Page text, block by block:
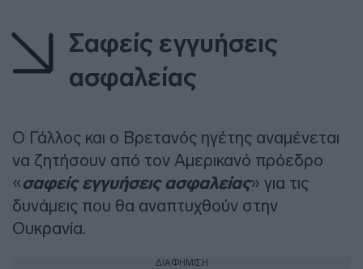
Σαφείς εγγυήσεις
ασφαλείας
Ο Γάλλος και ο Βρετανός ηγέτης αναμένεται
να ζητήσουν από τον Αμερικανό πρόεδρο
«σαφείς εγγυήσεις ασφαλείας» για τις
δυνάμεις που θα αναπτυχθούν στην
Ουκρανία.
ΔΙΑΦΗΜΙΣΗ